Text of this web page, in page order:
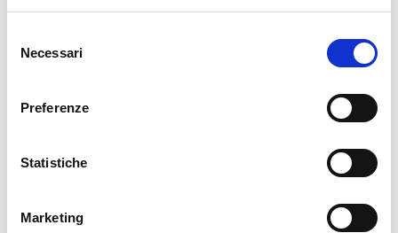
delNecessari
Preferenze
Statistiche
Marketing
I DOLCI
COMPOSTE
LE CREME